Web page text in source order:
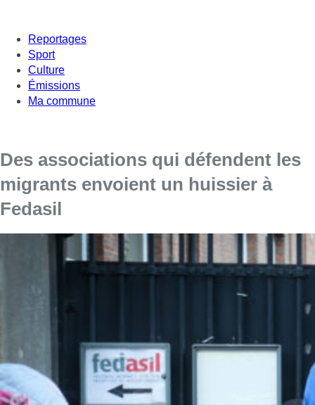
Reportages
Sport
Culture
Émissions
Ma commune
Des associations qui défendent les
migrants envoient un huissier à
Fedasil